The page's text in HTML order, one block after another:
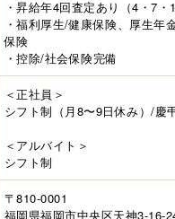
・昇給年4回査定あり（4・7・
・福利厚生/健康保険、厚生年
保険
・控除/社会保険完備
＜正社員＞
シフト制（月8〜9日休み）/慶
＜アルバイト＞
シフト制
〒810-0001
福岡県福岡市中央区天神3-16-